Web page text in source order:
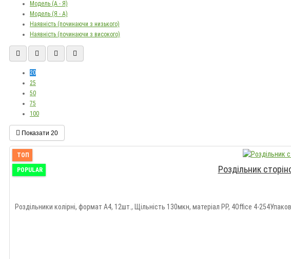
Модель (А - Я)
Модель (Я - А)
Наявність (починаючи з низького)
Наявність (починаючи з високого)
20
25
50
75
100
Показати 20
ТОП
POPULAR Роздільник
Роздільники колірні, формат А4, 12шт., Щільність 130мкн, матеріал PP, 4Office 4-